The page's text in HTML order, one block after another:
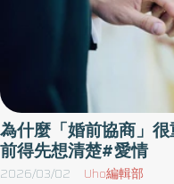
為什麼「婚前協商」
前得先想清楚#愛情
2026/03/02 Uho編輯部